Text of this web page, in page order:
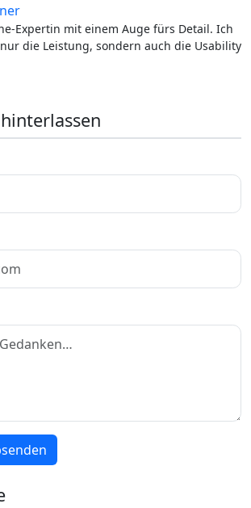
Expertin mit einem Auge fürs Detail. Ich
die Leistung, sondern auch die Usability